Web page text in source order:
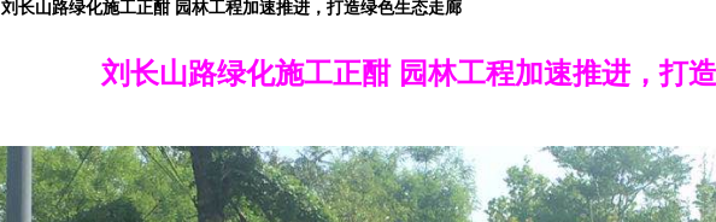
刘长山路绿化施工正酣 园林工程加速推进，打造绿色生态走廊
刘长山路绿化施工正酣 园林工程加速推进，打